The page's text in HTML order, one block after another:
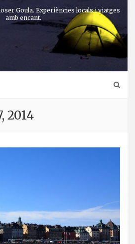
Goula. Experiències locals i viatges
amb encant.
2014